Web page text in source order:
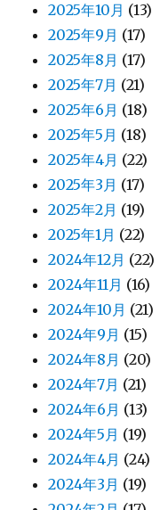
2025年10月 (13)
2025年9月 (17)
2025年8月 (17)
2025年7月 (21)
2025年6月 (18)
2025年5月 (18)
2025年4月 (22)
2025年3月 (17)
2025年2月 (19)
2025年1月 (22)
2024年12月 (22)
2024年11月 (16)
2024年10月 (21)
2024年9月 (15)
2024年8月 (20)
2024年7月 (21)
2024年6月 (13)
2024年5月 (19)
2024年4月 (24)
2024年3月 (19)